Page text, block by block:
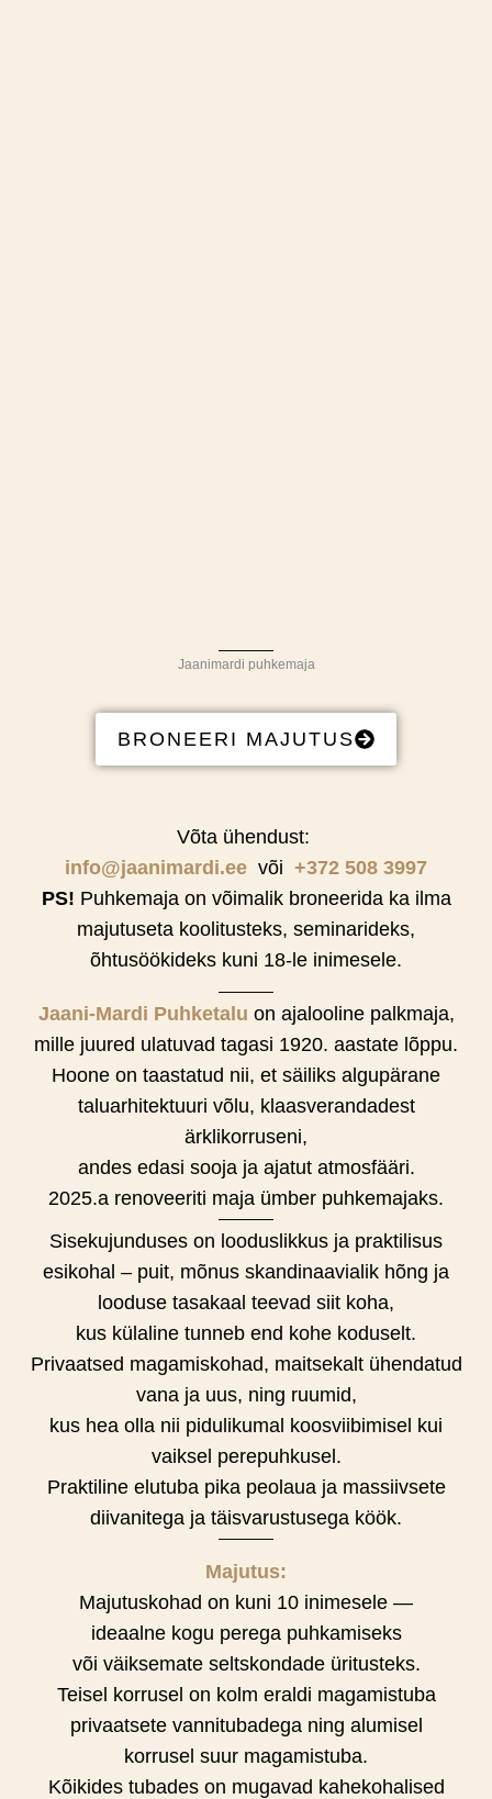
Jaanimardi puhkemaja
BRONEERI MAJUTUS
Võta ühendust:
info@jaanimardi.ee või +372 508 3997
PS! Puhkemaja on võimalik broneerida ka ilma
majutuseta koolitusteks, seminarideks,
õhtusöökideks kuni 18-le inimesele.
Jaani-Mardi Puhketalu on ajalooline palkmaja,
mille juured ulatuvad tagasi 1920. aastate lõppu.
Hoone on taastatud nii, et säiliks algupärane
taluarhitektuuri võlu, klaasverandadest
ärklikorruseni,
andes edasi sooja ja ajatut atmosfääri.
2025.a renoveeriti maja ümber puhkemajaks.
Sisekujunduses on looduslikkus ja praktilisus
esikohal – puit, mõnus skandinaavialik hõng ja
looduse tasakaal teevad siit koha,
kus külaline tunneb end kohe koduselt.
Privaatsed magamiskohad, maitsekalt ühendatud
vana ja uus, ning ruumid,
kus hea olla nii pidulikumal koosviibimisel kui
vaiksel perepuhkusel.
Praktiline elutuba pika peolaua ja massiivsete
diivanitega ja täisvarustusega köök.
Majutus:
Majutuskohad on kuni 10 inimesele —
ideaalne kogu perega puhkamiseks
või väiksemate seltskondade üritusteks.
Teisel korrusel on kolm eraldi magamistuba
privaatsete vannitubadega ning alumisel
korrusel suur magamistuba.
Kõikides tubades on mugavad kahekohalised